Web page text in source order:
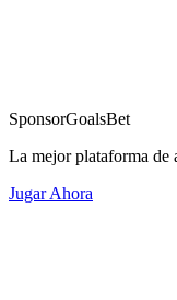
SponsorGoalsBet
La mejor plataforma de
Jugar Ahora